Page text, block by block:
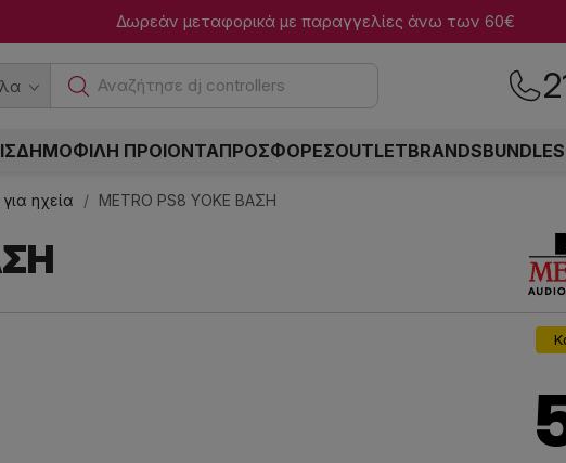
Δωρεάν μεταφορικά με παραγγελίες άνω των 60€
Α
ΔΗΜΟΦΙΛΗ ΠΡΟΙΟΝΤΑΠΡΟΣΦΟΡΕΣOUTLETBRANDSBUNDLES
ηχεία METRO PS8 YOKE ΒΑΣΗ